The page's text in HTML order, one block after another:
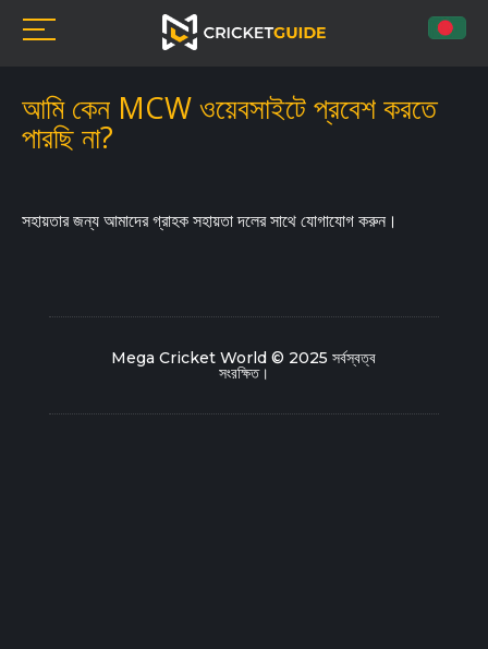
আমি কেন MCW ওয়েবসাইটে প্রবেশ করতে
পারছি না?
সহায়তার জন্য আমাদের গ্রাহক সহায়তা দলের সাথে যোগাযোগ করুন।
Mega Cricket World © 2025 সর্বস্বত্ব
সংরক্ষিত।